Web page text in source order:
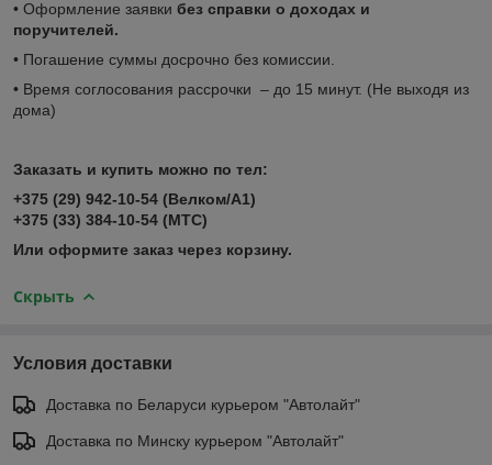
• Оформление заявки без справки о доходах и
поручителей.
• Погашение суммы досрочно без комиссии.
• Время соглосования рассрочки – до 15 минут. (Не выходя из
дома)
Заказать и купить можно по тел:
+375 (29) 942-10-54 (Велком/А1)
+375 (33) 384-10-54 (МТС)
Или оформите заказ через корзину.
Скрыть
Условия доставки
Доставка по Беларуси курьером "Автолайт"
Доставка по Минску курьером "Автолайт"